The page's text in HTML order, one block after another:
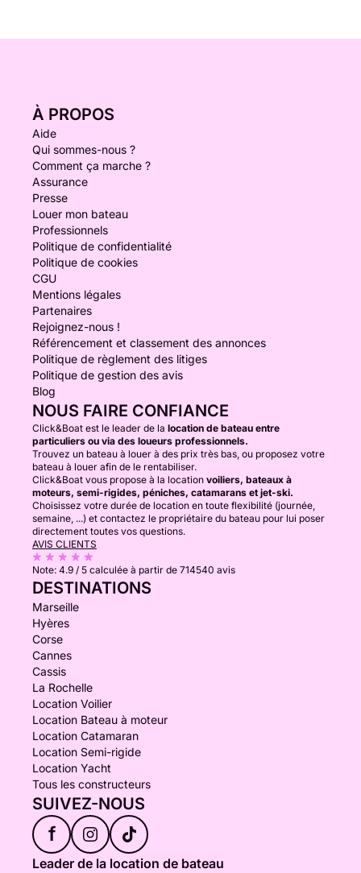
À PROPOS
Aide
Qui sommes-nous ?
Comment ça marche ?
Assurance
Presse
Louer mon bateau
Professionnels
Politique de confidentialité
Politique de cookies
CGU
Mentions légales
Partenaires
Rejoignez-nous !
Référencement et classement des annonces
Politique de règlement des litiges
Politique de gestion des avis
Blog
NOUS FAIRE CONFIANCE
Click&Boat est le leader de la location de bateau entre
particuliers ou via des loueurs professionnels.
Trouvez un bateau à louer à des prix très bas, ou proposez votre
bateau à louer afin de le rentabiliser.
Click&Boat vous propose à la location voiliers, bateaux à
moteurs, semi-rigides, péniches, catamarans et jet-ski.
Choisissez votre durée de location en toute flexibilité (journée,
semaine, ...) et contactez le propriétaire du bateau pour lui poser
directement toutes vos questions.
AVIS CLIENTS
Note: 4.9 / 5 calculée à partir de 714540 avis
DESTINATIONS
Marseille
Hyères
Corse
Cannes
Cassis
La Rochelle
Location Voilier
Location Bateau à moteur
Location Catamaran
Location Semi-rigide
Location Yacht
Tous les constructeurs
SUIVEZ-NOUS
f
Leader de la location de bateau